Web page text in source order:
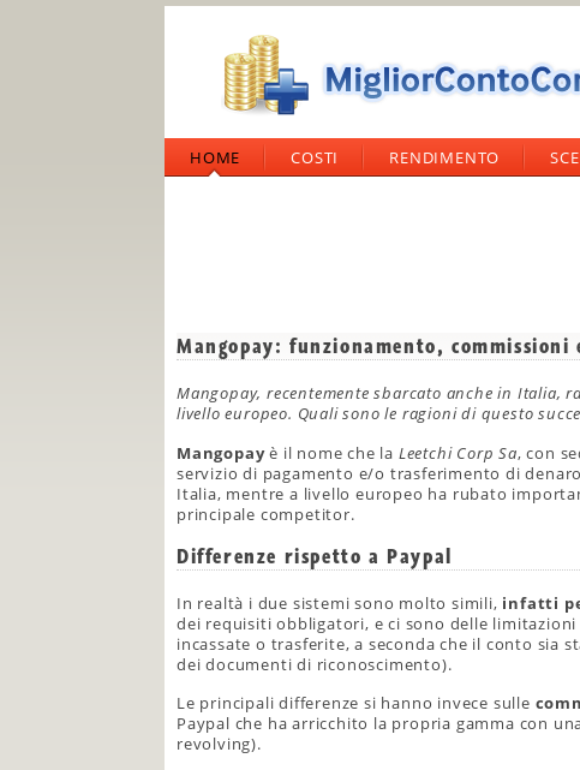
HOME COSTI RENDIMENTO
Mangopay: funzionamento,
Mangopay, recentemente sbarcato anche in Italia,
livello europeo. Quali sono le ragioni di questo
Mangopayè il nome che la Leetchi Corp Sa, con
servizio di pagamento e/o trasferimento di
Italia, mentre a livello europeo ha rubato
principale competitor.
Differenze rispetto a Paypal
In realtà i due sistemi sono molto simili, infatti
dei requisiti obbligatori, e ci sono delle
incassate o trasferite, a seconda che il conto sia
dei documenti di riconoscimento).
Le principali differenze si hanno invece sulle
Paypal che ha arricchito la propria gamma con
revolving).